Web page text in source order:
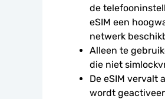
de
eSIM een
netwerk
Alleen te
die niet
De eSIM vervalt
wordt